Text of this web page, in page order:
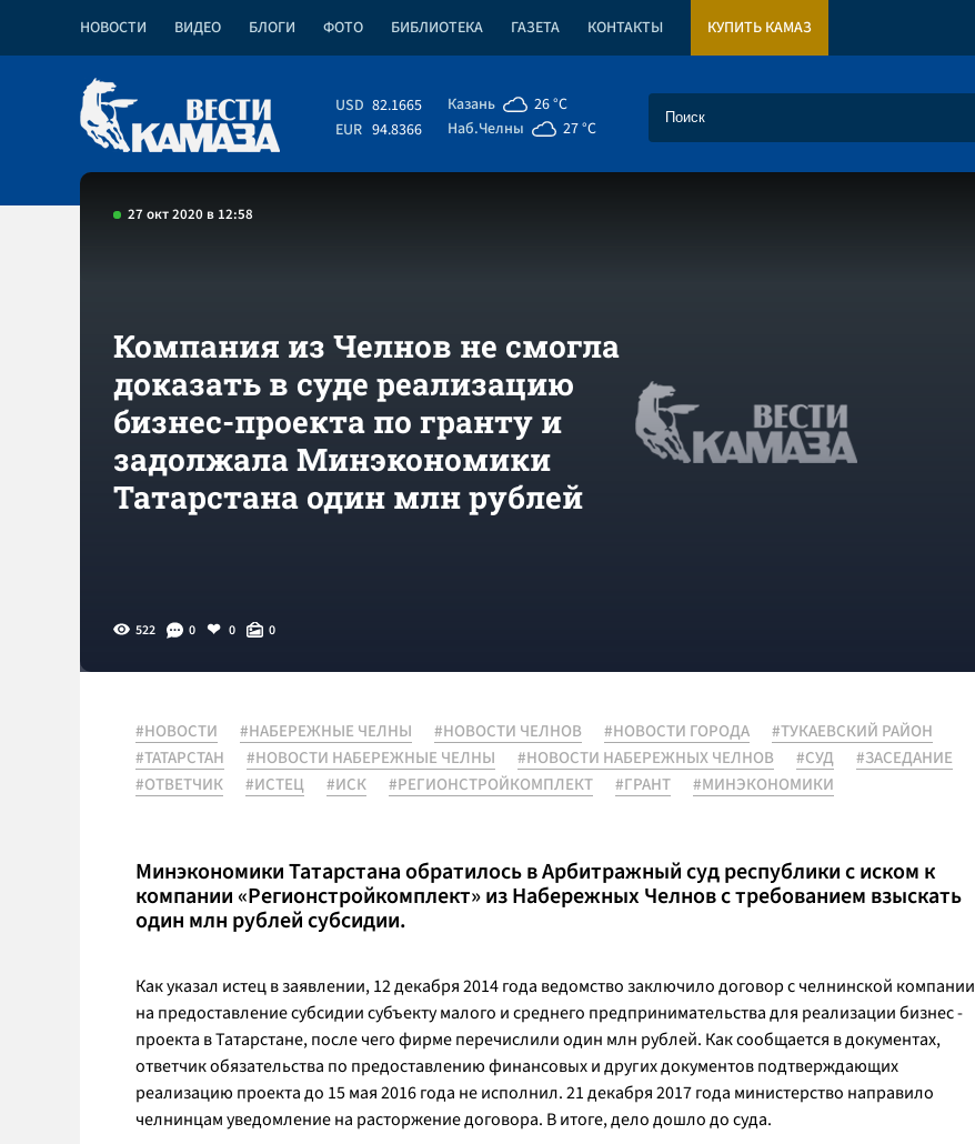
НОВОСТИ ВИДЕО БЛОГИ ФОТО БИБЛИОТЕКА ГАЗЕТА КОНТАКТЫ КУПИТЬ КАМАЗ
USD 82.1665
EUR 94.8366
Казань
26 °C
Наб.Челны
27 °C
27 окт 2020 в 12:58
Компания из Челнов не смогла
доказать в суде реализацию
бизнес-проекта по гранту и
задолжала Минэкономики
Татарстана один млн рублей
522 0 0 0
#НОВОСТИ #НАБЕРЕЖНЫЕ ЧЕЛНЫ #НОВОСТИ ЧЕЛНОВ #НОВОСТИ ГОРОДА
#ТУКАЕВСКИЙ РАЙОН
#ТАТАРСТАН
#НОВОСТИ НАБЕРЕЖНЫЕ ЧЕЛНЫ #НОВОСТИ НАБЕРЕЖНЫХ ЧЕЛНОВ #СУД
#ЗАСЕДАНИЕ
#ОТВЕТЧИК
#ИСТЕЦ #ИСК #РЕГИОНСТРОЙКОМПЛЕКТ #ГРАНТ #МИНЭКОНОМИКИ
Минэкономики Татарстана обратилось в Арбитражный суд республики с иском к
компании «Регионстройкомплект» из Набережных Челнов с требованием взыскать
один млн рублей субсидии.
Как указал истец в заявлении, 12 декабря 2014 года ведомство заключило договор с челнинской компании
на предоставление субсидии субъекту малого и среднего предпринимательства для реализации бизнес -
проекта в Татарстане, после чего фирме перечислили один млн рублей. Как сообщается в документах,
ответчик обязательства по предоставлению финансовых и других документов подтверждающих
реализацию проекта до 15 мая 2016 года не исполнил. 21 декабря 2017 года министерство направило
челнинцам уведомление на расторжение договора. В итоге, дело дошло до суда.